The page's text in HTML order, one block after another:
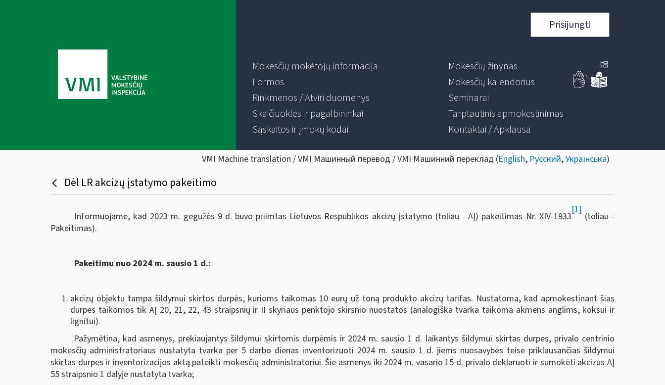
Prisijungti
Mokesčių mokėtojų informacija
Formos
Rinkmenos / Atviri duomenys
Skaičiuoklės ir pagalbininkai
Sąskaitos ir įmokų kodai
Mokesčių žinynas
Mokesčių kalendorius
Seminarai
Tarptautinis apmokestinimas
Kontaktai / Apklausa
VMI Machine translation / VMI Машинный перевод / VMI Машинний переклад (English, Русский,Українська)
Dėl LR akcizų įstatymo pakeitimo
Informuojame, kad 2023 m. gegužės 9 d. buvo priimtas Lietuvos Respublikos akcizų įstatymo (toliau - AĮ) pakeitimas Nr. XIV-1933
[1]
(toliau -
Pakeitimas).
Pakeitimu nuo 2024 m. sausio 1 d.:
akcizų objektu tampa šildymui skirtos durpės, kurioms taikomas 10 eurų už toną produkto akcizų tarifas. Nustatoma, kad apmokestinant šias
durpes taikomos tik AĮ 20, 21, 22, 43 straipsnių ir II skyriaus penktojo skirsnio nuostatos (analogiška tvarka taikoma akmens anglims, koksui ir
lignitui).
Pažymėtina, kad asmenys, prekiaujantys šildymui skirtomis durpėmis ir 2024 m. sausio 1 d. laikantys šildymui skirtas durpes, privalo centrinio
mokesčių administratoriaus nustatyta tvarka per 5 darbo dienas inventorizuoti 2024 m. sausio 1 d. jiems nuosavybės teise priklausančias šildymui
skirtas durpes ir inventorizacijos aktą pateikti mokesčių administratoriui. Šie asmenys iki 2024 m. vasario 15 d. privalo deklaruoti ir sumokėti akcizus AĮ
55 straipsnio 1 dalyje nustatyta tvarka;